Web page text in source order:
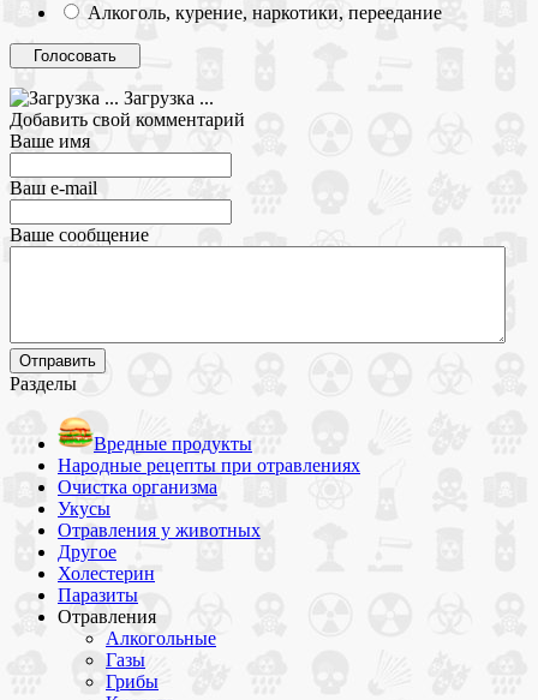
Алкоголь, курение, наркотики, переедание
Загрузка ...
Добавить свой комментарий
Ваше имя
Ваш e-mail
Ваше сообщение
Разделы
Вредные продукты
Народные рецепты при отравлениях
Очистка организма
Укусы
Отравления у животных
Другое
Холестерин
Паразиты
Отравления
Алкогольные
Газы
Грибы